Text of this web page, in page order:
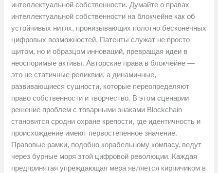
интеллектуальной собственности. Думайте о правах
интеллектуальной собственности на блокчейне как об
устойчивых нитях, пронизывающих полотно бесконечных
цифровых возможностей. Патенты служат не просто
щитом, но и образцом инноваций, превращая идеи в
неоспоримые активы. Авторские права в блокчейне —
это не статичные реликвии, а динамичные,
развивающиеся сущности, которые переопределяют
право собственности и творчество. В этом сценарии
решение проблем с товарными знаками Blockchain
становится сродни охране крепости, где идентичность и
происхождение имеют первостепенное значение.
Правовые рамки, подобно корабельному компасу, ведут
через бурные моря этой цифровой революции. Каждая
предпринятая упреждающая мера является кирпичиком в